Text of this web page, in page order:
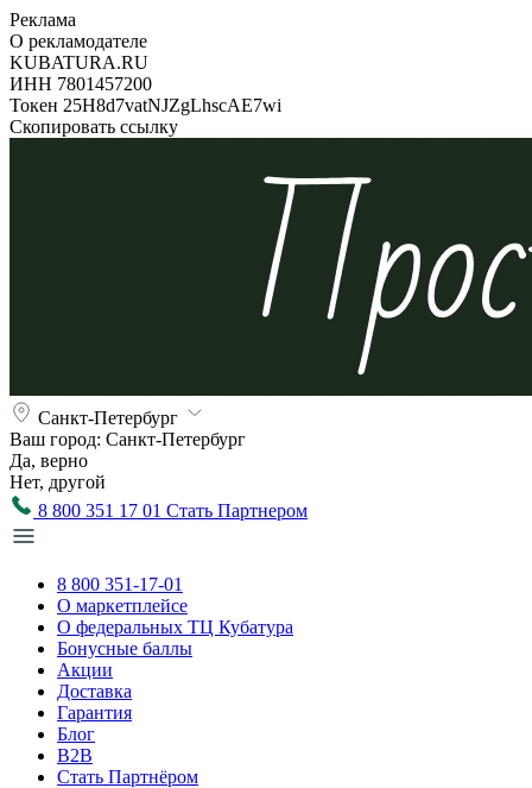
Реклама
О рекламодателе
KUBATURA.RU
ИНН 7801457200
Токен 25H8d7vatNJZgLhscAE7wi
Скопировать ссылку
Санкт-Петербург
Ваш город: Санкт-Петербург
Да, верно
Нет, другой
8 800 351 17 01 Стать Партнером
8 800 351-17-01
О маркетплейсе
О федеральных ТЦ Кубатура
Бонусные баллы
Акции
Доставка
Гарантия
Блог
B2B
Стать Партнёром